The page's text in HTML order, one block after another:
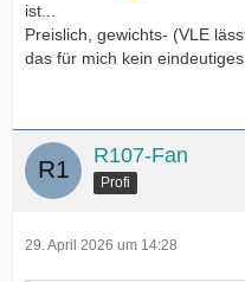
ist...
Preislich, gewichts- (VLE
das für mich kein eindeutiges
R107-Fan
Profi
29. April 2026 um 14:28